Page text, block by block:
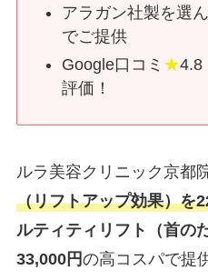
アラガン社製を選
でご提供
Google口コミ ★4.8
評価！
ルラ美容クリニック京都
（リフトアップ効果）を
ルティティリフト（首の
33,000円の高コスパで提